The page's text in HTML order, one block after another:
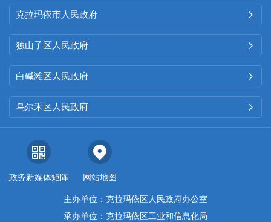
克拉玛依市人民政府 
独山子区人民政府 
白碱滩区人民政府 
乌尔禾区人民政府 
政务新媒体矩阵 网站地图
主办单位：克拉玛依区人民政府办公室
承办单位：克拉玛依区工业和信息化局